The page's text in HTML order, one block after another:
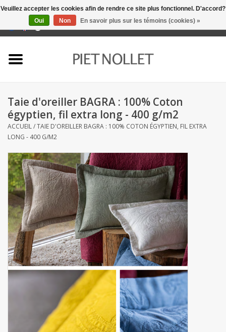
0 Articles - €0,00
serviettes
literie
napery
linge de cuisine
chaussettes
mouchoirs
pull-over
Maison et vêtements de
Taie d'oreiller BAGRA : 100% Coton
égyptien, fil extra long - 400 g/m2
ACCUEIL/TAIE D'OREILLER BAGRA : 100% COTON ÉGYPTIEN, FIL EXTRA
LONG - 400 G/M2
Veuillez accepter les cookies afin de rendre ce site plus fonctionnel. D'accord?
Oui
Non En savoir plus sur les témoins (cookies) »